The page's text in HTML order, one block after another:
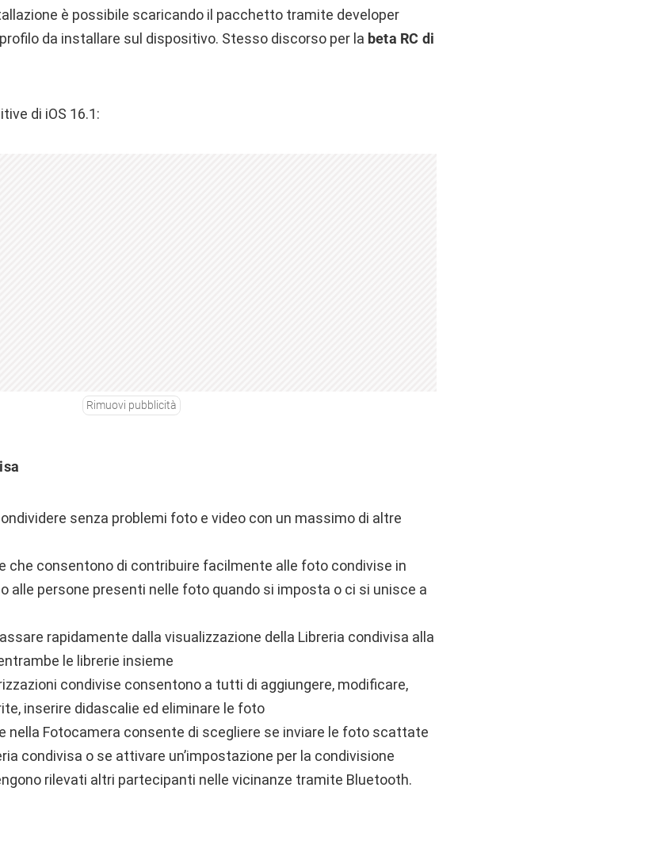
è possibile scaricando il pacchetto tramite developer
da installare sul dispositivo. Stesso discorso per la beta RC di
di iOS 16.1:
Rimuovi pubblicità
senza problemi foto e video con un massimo di altre
che consentono di contribuire facilmente alle foto condivise in
alle persone presenti nelle foto quando si imposta o ci si unisce a
rapidamente dalla visualizzazione della Libreria condivisa alla
le librerie insieme
condivise consentono a tutti di aggiungere, modificare,
inserire didascalie ed eliminare le foto
nella Fotocamera consente di scegliere se inviare le foto scattate
condivisa o se attivare un’impostazione per la condivisione
rilevati altri partecipanti nelle vicinanze tramite Bluetooth.